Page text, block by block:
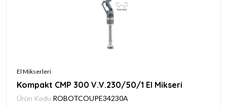
El Mikserleri
Kompakt CMP 300 V.V.230/50/1 El Mikseri
Ürün Kodu ROBOTCOUPE34230A